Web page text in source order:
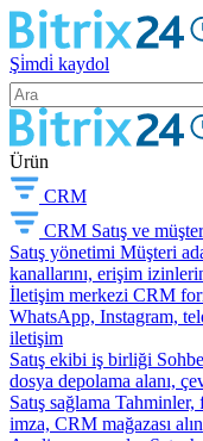
Şi̇mdi̇ kaydol
Ürün
CRM
CRM Satış ve
Satış yönetimi Müşteri
kanallarını, erişim
İletişim merkezi CRM
WhatsApp, Instagram,
iletişim
Satış ekibi iş birliği
dosya depolama alanı,
Satış sağlama Tahminler,
imza, CRM mağazası alın